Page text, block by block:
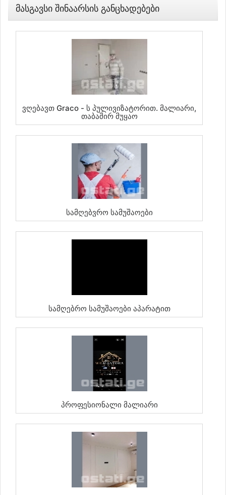
Მასგავსი Შინაარსის Განცხადებები
Ვღებავთ Graco - Ს Პულივიზატორით. Მალიარი,
Თაბაშირ Მუყაო
Სამღებვრო Სამუშაოები
Სამღებრო Სამუშაოები Აპარატით
Პროფესიონალი Მალიარი